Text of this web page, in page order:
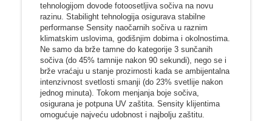
tehnologijom dovode fotoosetljiva sočiva na novu
razinu. Stabilight tehnologija osigurava stabilne
performanse Sensity naočarnih sočiva u raznim
klimatskim uslovima, godišnjim dobima i okolnostima.
Ne samo da brže tamne do kategorije 3 sunčanih
sočiva (do 45% tamnije nakon 90 sekundi), nego se i
brže vraćaju u stanje prozirnosti kada se ambijentalna
intenzivnost svetlosti smanji (do 23% svetlije nakon
jednog minuta). Tokom menjanja boje sočiva,
osigurana je potpuna UV zaštita. Sensity klijentima
omogućuje najveću udobnost i najbolju zaštitu.